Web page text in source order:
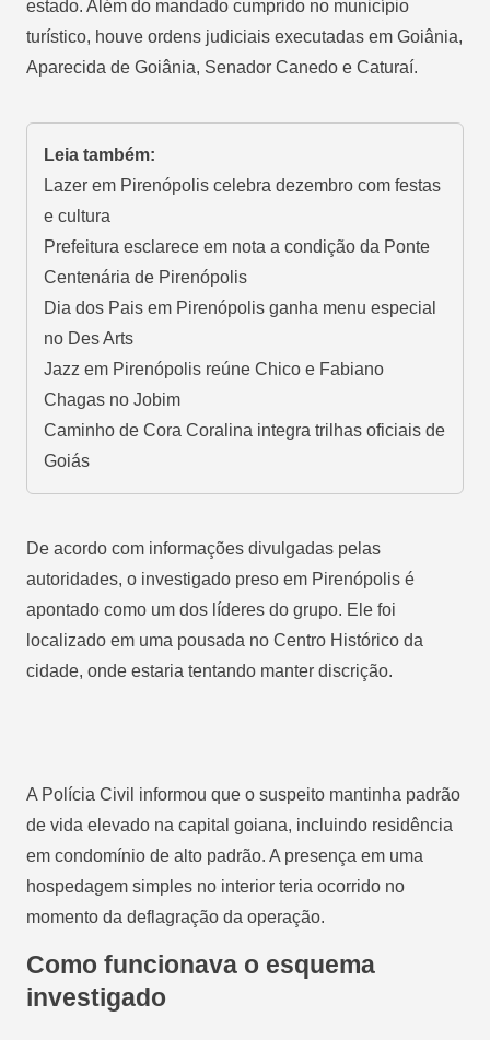
estado. Além do mandado cumprido no município
turístico, houve ordens judiciais executadas em Goiânia,
Aparecida de Goiânia, Senador Canedo e Caturaí.
Leia também:
Lazer em Pirenópolis celebra dezembro com festas
e cultura
Prefeitura esclarece em nota a condição da Ponte
Centenária de Pirenópolis
Dia dos Pais em Pirenópolis ganha menu especial
no Des Arts
Jazz em Pirenópolis reúne Chico e Fabiano
Chagas no Jobim
Caminho de Cora Coralina integra trilhas oficiais de
Goiás
De acordo com informações divulgadas pelas
autoridades, o investigado preso em Pirenópolis é
apontado como um dos líderes do grupo. Ele foi
localizado em uma pousada no Centro Histórico da
cidade, onde estaria tentando manter discrição.
A Polícia Civil informou que o suspeito mantinha padrão
de vida elevado na capital goiana, incluindo residência
em condomínio de alto padrão. A presença em uma
hospedagem simples no interior teria ocorrido no
momento da deflagração da operação.
Como funcionava o esquema
investigado